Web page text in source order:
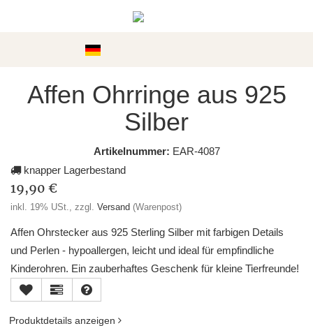
Affen Ohrringe aus 925
Silber
Artikelnummer: EAR-4087
knapper Lagerbestand
19,90 €
inkl. 19% USt., zzgl. Versand (Warenpost)
Affen Ohrstecker aus 925 Sterling Silber mit farbigen Details
und Perlen - hypoallergen, leicht und ideal für empfindliche
Kinderohren. Ein zauberhaftes Geschenk für kleine Tierfreunde!
Produktdetails anzeigen